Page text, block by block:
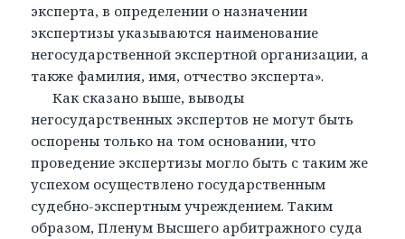
эксперта, в определении о назначении
экспертизы указываются наименование
негосударственной экспертной организации, а
также фамилия, имя, отчество эксперта».
Как сказано выше, выводы
негосударственных экспертов не могут быть
оспорены только на том основании, что
проведение экспертизы могло быть с таким же
успехом осуществлено государственным
судебно-экспертным учреждением. Таким
образом, Пленум Высшего арбитражного суда